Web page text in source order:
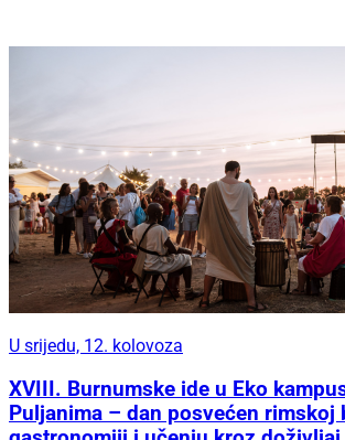
U srijedu, 12. kolovoza
XVIII. Burnumske ide u Eko
Puljanima – dan posvećen rimskoj